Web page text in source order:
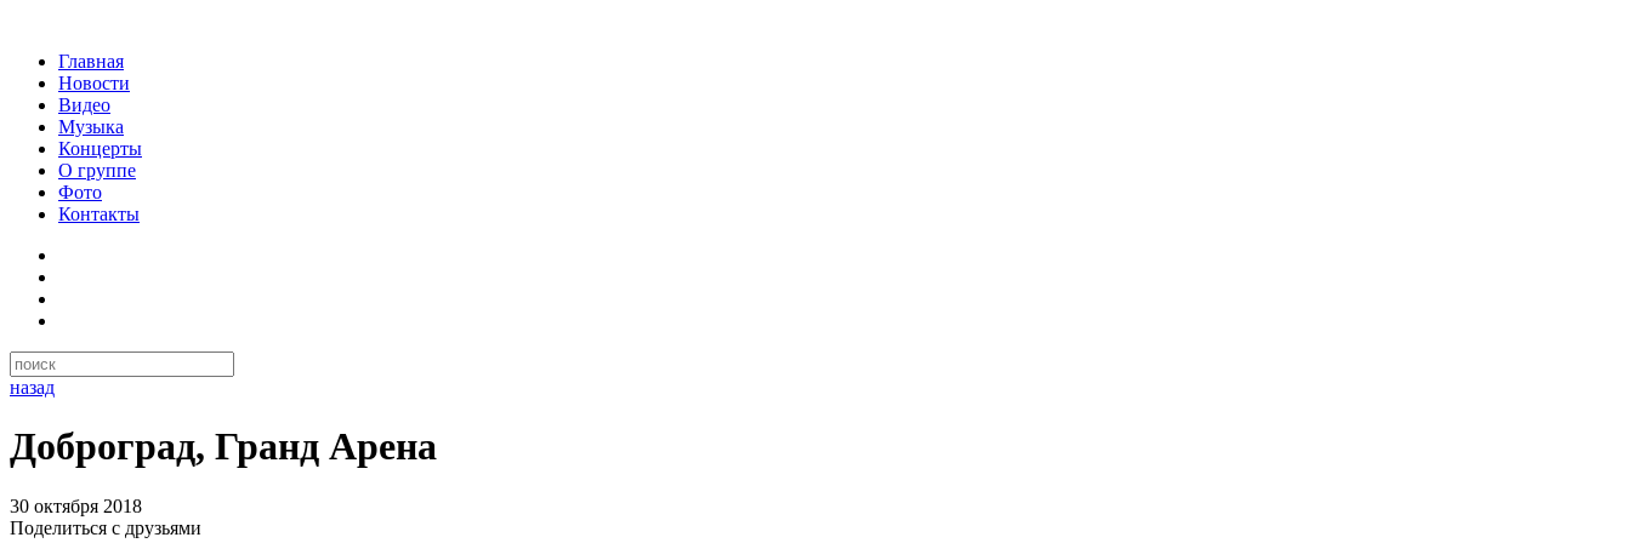
Главная
Новости
Видео
Музыка
Концерты
О группе
Фото
Контакты
назад
Доброград, Гранд Арена
30 октября 2018
Поделиться с друзьями